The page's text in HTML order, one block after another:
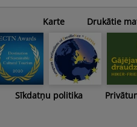
Karte Drukātie
Sīkdatņu politika